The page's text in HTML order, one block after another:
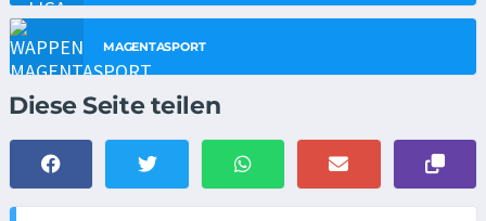
MAGENTASPORT
Diese Seite teilen